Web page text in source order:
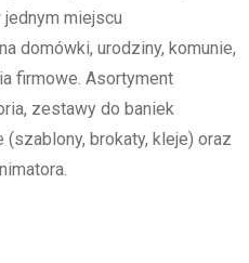
miejscu
domówki, urodziny, komunie,
firmowe. Asortyment
zestawy do baniek
brokaty, kleje) oraz